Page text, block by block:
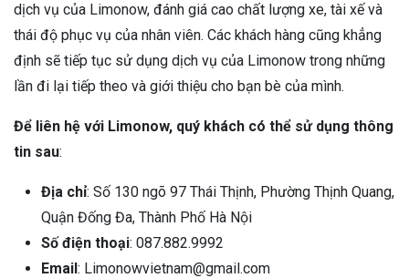
dịch vụ của Limonow, đánh giá cao chất lượng xe, tài xế và
thái độ phục vụ của nhân viên. Các khách hàng cũng khẳng
định sẽ tiếp tục sử dụng dịch vụ của Limonow trong những
lần đi lại tiếp theo và giới thiệu cho bạn bè của mình.
Để liên hệ với Limonow, quý khách có thể sử dụng thông
tin sau:
Địa chỉ: Số 130 ngõ 97 Thái Thịnh, Phường Thịnh Quang,
Quận Đống Đa, Thành Phố Hà Nội
Số điện thoại: 087.882.9992
Email: Limonowvietnam@gmail.com